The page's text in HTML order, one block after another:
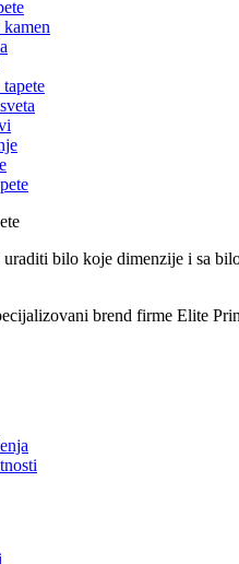
uraditi bilo koje dimenzije i sa
brend firme Elite